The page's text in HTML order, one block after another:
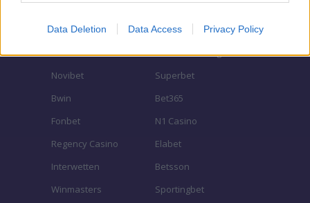
Data Deletion Data Access Privacy Policy
ΣΤΟΙΧΗΜΑΤΙΚΕΣ ΕΤΑΙΡΙΕΣ
Stoiximan
Pamestoixima.gr
Novibet
Superbet
Bwin
Bet365
Fonbet
N1 Casino
Regency Casino
Elabet
Interwetten
Betsson
Winmasters
Sportingbet